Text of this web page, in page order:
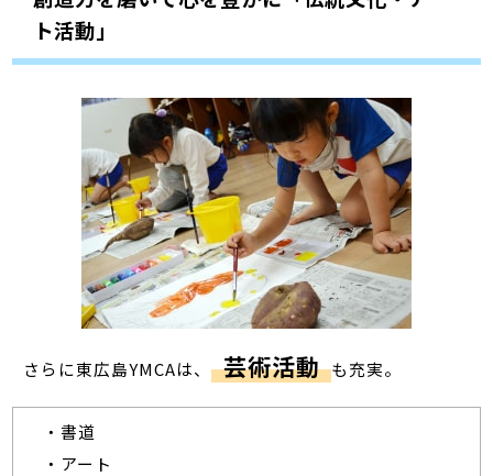
ト活動」
さらに東広島YMCAは、 芸術活動 も充実。
・書道
・アート